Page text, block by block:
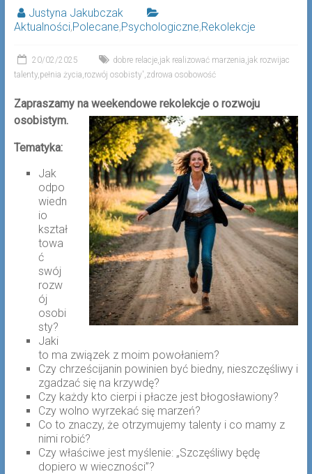
Justyna Jakubczak
Aktualności,Polecane,Psychologiczne,Rekolekcje
20/02/2025 dobre relacje, jak realizować marzenia jak rozwijac
talenty, pełnia życia rozwój osobisty' zdrowa osobowość
Zapraszamy na weekendowe rekolekcje o rozwoju
osobistym.
Tematyka:
Jak
odpo
wiedn
io
kształ
towa
ć
swój
rozw
ój
osobi
sty?
Jaki
to ma związek z moim powołaniem?
Czy chrześcijanin powinien być biedny, nieszczęśliwy i
zgadzać się na krzywdę?
Czy każdy kto cierpi i płacze jest błogosławiony?
Czy wolno wyrzekać się marzeń?
Co to znaczy, że otrzymujemy talenty i co mamy z
nimi robić?
Czy właściwe jest myślenie: „Szczęśliwy będę
dopiero w wieczności”?